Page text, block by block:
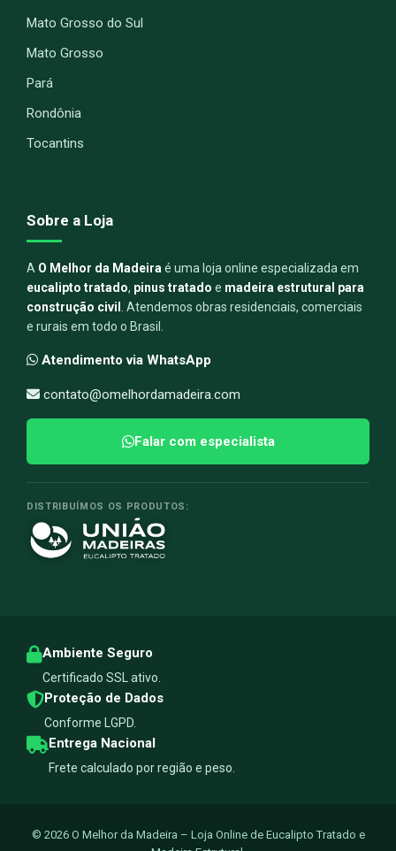
Mato Grosso do Sul
Mato Grosso
Pará
Rondônia
Tocantins
Sobre a Loja
A O Melhor da Madeira é uma loja online especializada em
eucalipto tratado, pinus tratado e madeira estrutural para
construção civil
. Atendemos obras residenciais, comerciais
e rurais em todo o Brasil.
Atendimento via WhatsApp
contato@omelhordamadeira.com
Falar com especialista
DISTRIBUÍMOS OS PRODUTOS:
Ambiente Seguro
Certificado SSL ativo.
Proteção de Dados
Conforme LGPD.
Entrega Nacional
Frete calculado por região e peso.
© 2026 O Melhor da Madeira – Loja Online de Eucalipto Tratado e